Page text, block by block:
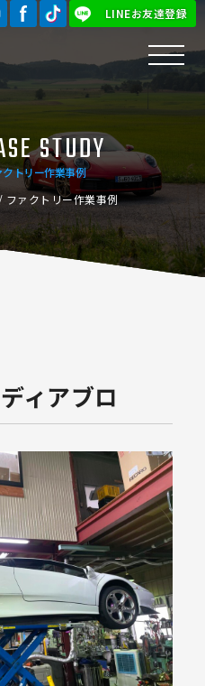
LINEお友達登録
トリー作業事例
STUDY
ファクトリー作業事例
ィアブロ️